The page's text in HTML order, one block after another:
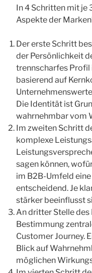
In 4 Schritten mit je
Aspekte der
Der erste Schritt
der Persönlichkeit
trennscharfes Profil
basierend auf
Die Identität ist
wahrnehmbar vom
Im zweiten Schritt
komplexe
sagen können,
im B2B-Umfeld
entscheidend. Je
stärker beeinflusst
An dritter Stelle
Bestimmung
Customer Journey.
Blick auf
möglichen